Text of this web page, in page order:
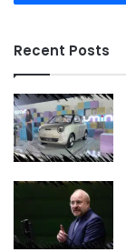
Recent Posts